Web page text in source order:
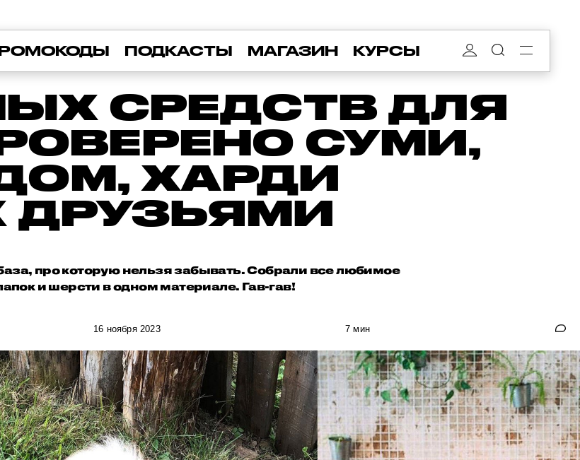
ПОДКАСТЫ МАГАЗИН КУРСЫ
СРЕДСТВ ДЛЯ
СУМИ,
ХАРДИ
ДРУЗЬЯМИ
про которую нельзя забывать. Собрали все любимое
и шерсти в одном материале. Гав-гав!
16 ноября 2023 7 мин